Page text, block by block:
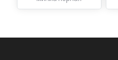
длинношерстная